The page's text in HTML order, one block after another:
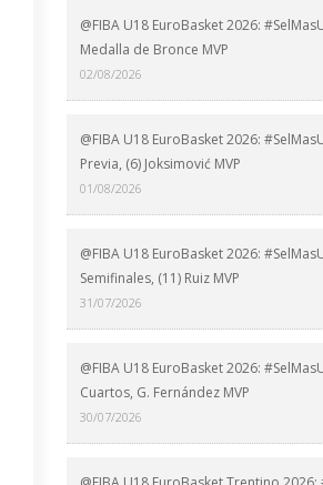
@FIBA U18 EuroBasket 2026:
Medalla de Bronce MVP
02/08/2026
@FIBA U18 EuroBasket 2026:
Previa, (6) Joksimović MVP
01/08/2026
@FIBA U18 EuroBasket 2026:
Semifinales, (11) Ruiz MVP
31/07/2026
@FIBA U18 EuroBasket 2026:
Cuartos, G. Fernández MVP
30/07/2026